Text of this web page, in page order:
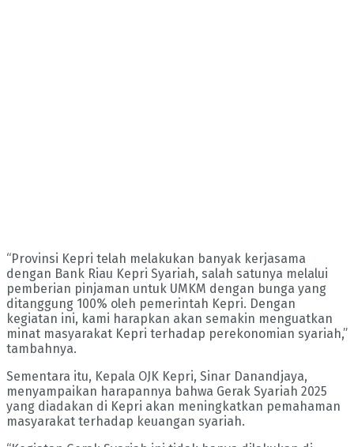
“Provinsi Kepri telah melakukan banyak kerjasama
dengan Bank Riau Kepri Syariah, salah satunya melalui
pemberian pinjaman untuk UMKM dengan bunga yang
ditanggung 100% oleh pemerintah Kepri. Dengan
kegiatan ini, kami harapkan akan semakin menguatkan
minat masyarakat Kepri terhadap perekonomian syariah,”
tambahnya.
Sementara itu, Kepala OJK Kepri, Sinar Danandjaya,
menyampaikan harapannya bahwa Gerak Syariah 2025
yang diadakan di Kepri akan meningkatkan pemahaman
masyarakat terhadap keuangan syariah.